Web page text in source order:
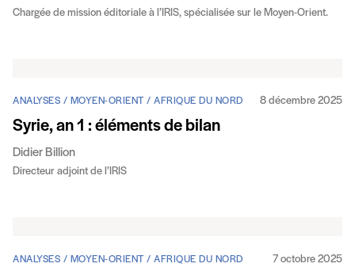
Chargée de mission éditoriale à l’IRIS, spécialisée sur le Moyen-Orient.
ANALYSES / MOYEN-ORIENT / AFRIQUE DU NORD 8 décembre 2025
Syrie, an 1 : éléments de bilan
Didier Billion
Directeur adjoint de l’IRIS
ANALYSES / MOYEN-ORIENT / AFRIQUE DU NORD 7 octobre 2025